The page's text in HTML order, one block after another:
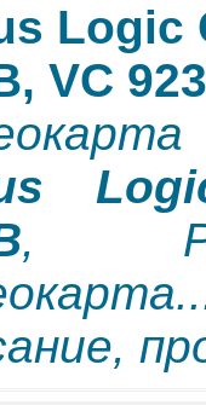
Logic
VC
,